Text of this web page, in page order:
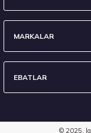
Kumho 215/65R16 98H
MARKALAR
EBATLAR
© 2025,